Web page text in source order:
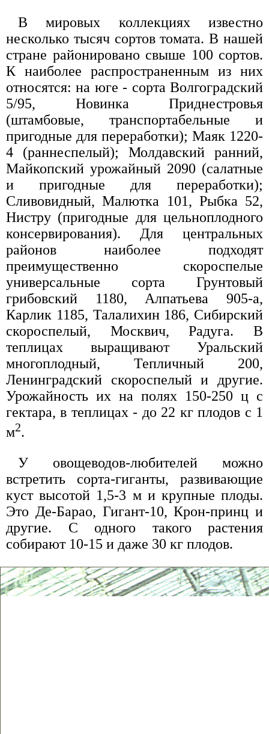
В мировых коллекциях известно
несколько тысяч сортов томата. В нашей
стране районировано свыше 100 сортов.
К наиболее распространенным из них
относятся: на юге - сорта Волгоградский
5/95, Новинка Приднестровья
(штамбовые, транспортабельные и
пригодные для переработки); Маяк 1220-
4 (раннеспелый); Молдавский ранний,
Майкопский урожайный 2090 (салатные
и пригодные для переработки);
Сливовидный, Малютка 101, Рыбка 52,
Нистру (пригодные для цельноплодного
консервирования). Для центральных
районов наиболее подходят
преимущественно скороспелые
универсальные сорта Грунтовый
грибовский 1180, Алпатьева 905-а,
Карлик 1185, Талалихин 186, Сибирский
скороспелый, Москвич, Радуга. В
теплицах выращивают Уральский
многоплодный, Тепличный 200,
Ленинградский скороспелый и другие.
Урожайность их на полях 150-250 ц с
гектара, в теплицах - до 22 кг плодов с 1
м2.
У овощеводов-любителей можно
встретить сорта-гиганты, развивающие
куст высотой 1,5-3 м и крупные плоды.
Это Де-Барао, Гигант-10, Крон-принц и
другие. С одного такого растения
собирают 10-15 и даже 30 кг плодов.